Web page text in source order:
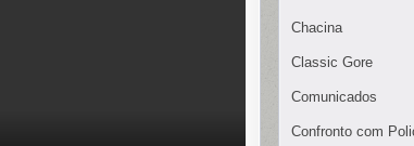
Chacina
Classic Gore
Comunicados
Confronto com